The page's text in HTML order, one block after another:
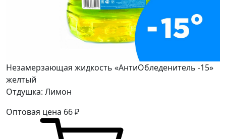
Незамерзающая жидкость «АнтиОбледенитель -15»
желтый
Отдушка: Лимон
Оптовая цена 66₽